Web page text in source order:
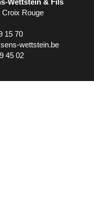
Croix Rouge
15 70
wettstein.be
45 02